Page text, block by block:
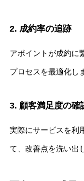
2. 成約率の追跡
アポイントが成約に
プロセスを最適化し
3. 顧客満足度の確
実際にサービスを利
て、改善点を洗い出